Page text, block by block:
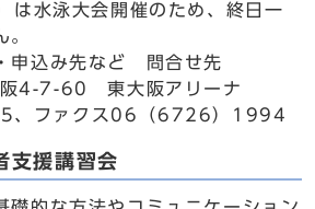
は水泳大会開催のため、終日一
。
申込み先など 問合せ先
4-7-60 東大阪アリーナ
ファクス06（6726）1994
支援講習会